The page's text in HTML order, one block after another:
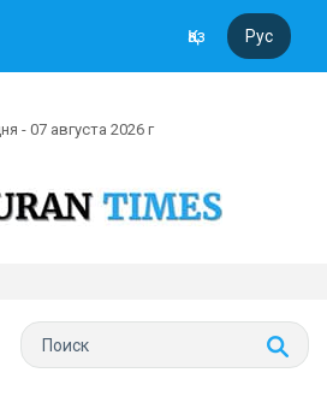
Қаз Рус
- 07 августа 2026 г